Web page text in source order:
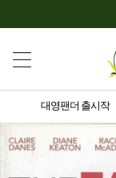
대영팬더 출시작